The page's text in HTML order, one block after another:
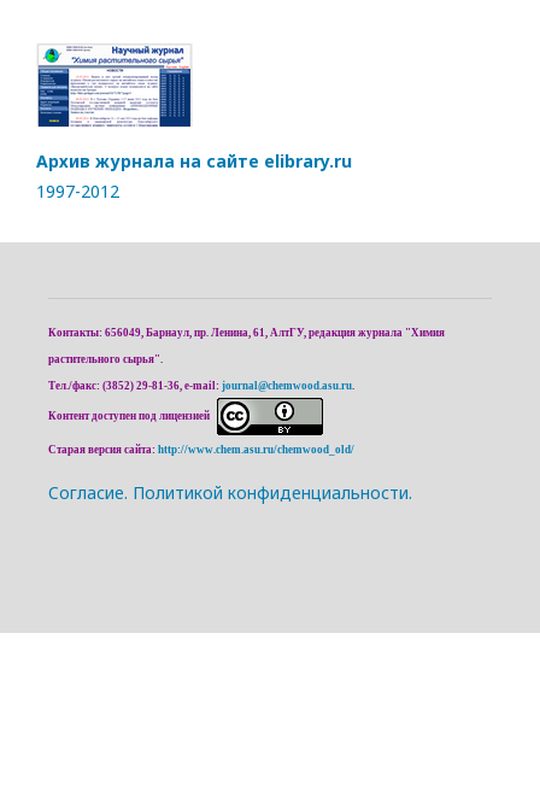
Архив журнала на сайте elibrary.ru
1997-2012
Контакты: 656049, Барнаул, пр. Ленина, 61, АлтГУ, редакция журнала "Химия
растительного сырья".
Тел./факс: (3852) 29-81-36, e-mail: journal@chemwood.asu.ru.
Контент доступен под лицензией
Старая версия сайта: http://www.chem.asu.ru/chemwood_old/
Cогласие. Политикой конфиденциальности.